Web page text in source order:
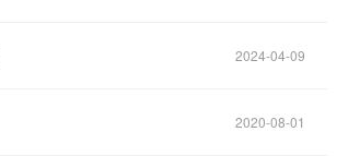
2024-04-09
2020-08-01